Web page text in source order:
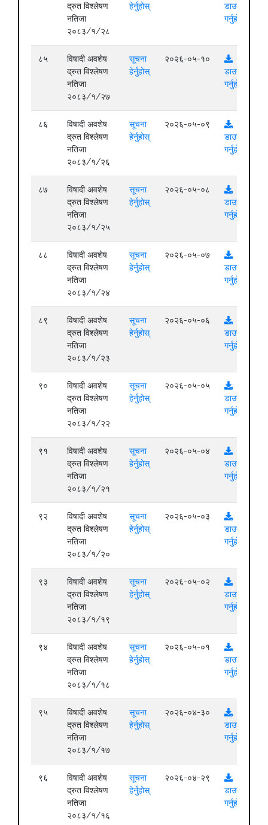
द्रुत विश्लेषण
नतिजा
२०८३/१/२८
हेर्नुहोस्
डाउनलोड
गर्नुहोस्
८५
विषादी अवशेष
द्रुत विश्लेषण
नतिजा
२०८३/१/२७
सूचना
हेर्नुहोस्
२०२६-०५-१०
डाउनलोड
गर्नुहोस्
८६
विषादी अवशेष
द्रुत विश्लेषण
नतिजा
२०८३/१/२६
सूचना
हेर्नुहोस्
२०२६-०५-०९
डाउनलोड
गर्नुहोस्
८७
विषादी अवशेष
द्रुत विश्लेषण
नतिजा
२०८३/१/२५
सूचना
हेर्नुहोस्
२०२६-०५-०८
डाउनलोड
गर्नुहोस्
८८
विषादी अवशेष
द्रुत विश्लेषण
नतिजा
२०८३/१/२४
सूचना
हेर्नुहोस्
२०२६-०५-०७
डाउनलोड
गर्नुहोस्
८९
विषादी अवशेष
द्रुत विश्लेषण
नतिजा
२०८३/१/२३
सूचना
हेर्नुहोस्
२०२६-०५-०६
डाउनलोड
गर्नुहोस्
९०
विषादी अवशेष
द्रुत विश्लेषण
नतिजा
२०८३/१/२२
सूचना
हेर्नुहोस्
२०२६-०५-०५
डाउनलोड
गर्नुहोस्
९१
विषादी अवशेष
द्रुत विश्लेषण
नतिजा
२०८३/१/२१
सूचना
हेर्नुहोस्
२०२६-०५-०४
डाउनलोड
गर्नुहोस्
९२
विषादी अवशेष
द्रुत विश्लेषण
नतिजा
२०८३/१/२०
सूचना
हेर्नुहोस्
२०२६-०५-०३
डाउनलोड
गर्नुहोस्
९३
विषादी अवशेष
द्रुत विश्लेषण
नतिजा
२०८३/१/१९
सूचना
हेर्नुहोस्
२०२६-०५-०२
डाउनलोड
गर्नुहोस्
९४
विषादी अवशेष
द्रुत विश्लेषण
नतिजा
२०८३/१/१८
सूचना
हेर्नुहोस्
२०२६-०५-०१
डाउनलोड
गर्नुहोस्
९५
विषादी अवशेष
द्रुत विश्लेषण
नतिजा
२०८३/१/१७
सूचना
हेर्नुहोस्
२०२६-०४-३०
डाउनलोड
गर्नुहोस्
९६
विषादी अवशेष
द्रुत विश्लेषण
नतिजा
२०८३/१/१६
सूचना
हेर्नुहोस्
२०२६-०४-२९
डाउनलोड
गर्नुहोस्